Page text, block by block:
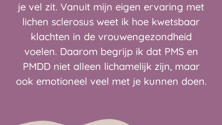
je vel zit. Vanuit mijn eigen ervaring met
lichen sclerosus weet ik hoe kwetsbaar
klachten in de vrouwengezondheid
voelen. Daarom begrijp ik dat PMS en
PMDD niet alleen lichamelijk zijn, maar
ook emotioneel veel met je kunnen doen.